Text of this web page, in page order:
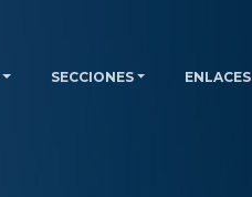
SECCIONES ENLACES